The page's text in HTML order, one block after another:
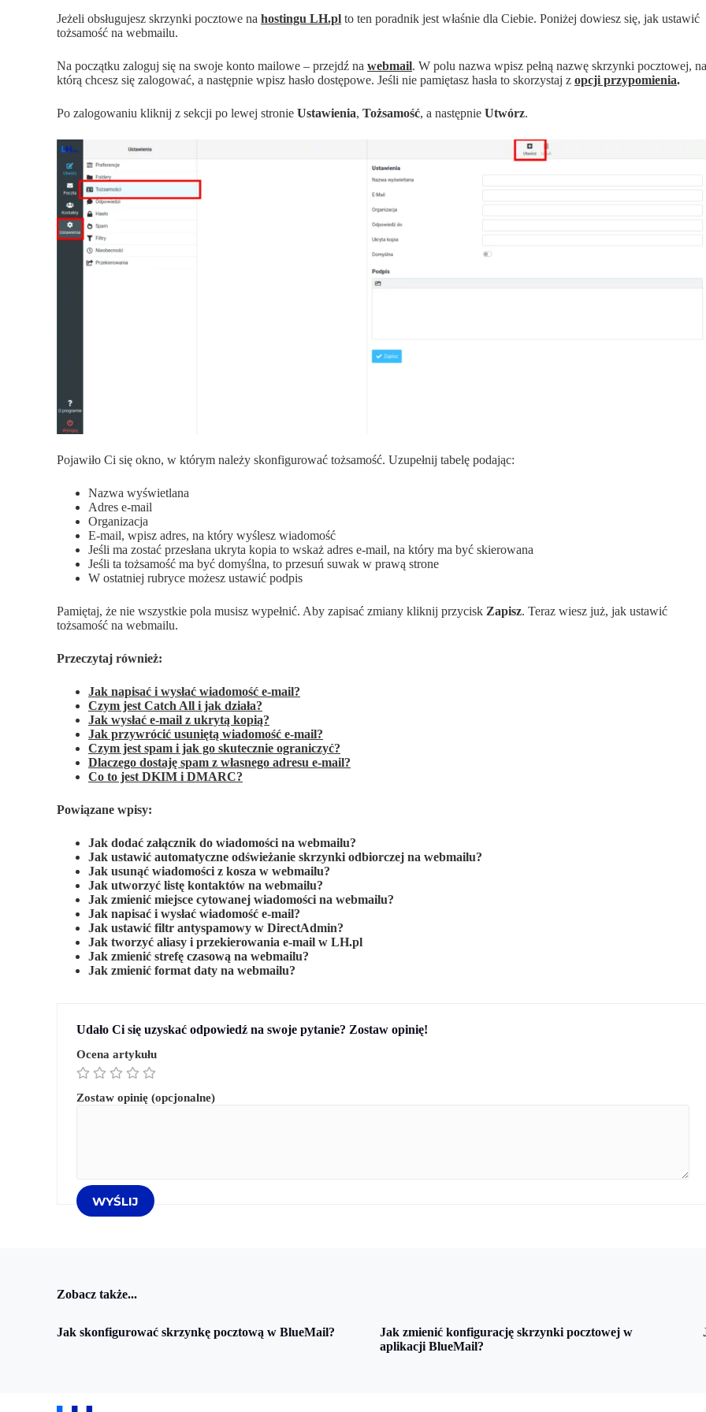
Jeżeli obsługujesz skrzynki pocztowe na hostingu LH.pl to ten poradnik jest właśnie dla Ciebie. Poniżej dowiesz się, jak ustawić
tożsamość na webmailu.
Na początku zaloguj się na swoje konto mailowe – przejdź na webmail. W polu nazwa wpisz pełną nazwę skrzynki pocztowej, na
którą chcesz się zalogować, a następnie wpisz hasło dostępowe. Jeśli nie pamiętasz hasła to skorzystaj z opcji przypomienia.
Po zalogowaniu kliknij z sekcji po lewej stronie Ustawienia, Tożsamość, a następnie Utwórz.
Pojawiło Ci się okno, w którym należy skonfigurować tożsamość. Uzupełnij tabelę podając:
Nazwa wyświetlana
Adres e-mail
Organizacja
E-mail, wpisz adres, na który wyślesz wiadomość
Jeśli ma zostać przesłana ukryta kopia to wskaż adres e-mail, na który ma być skierowana
Jeśli ta tożsamość ma być domyślna, to przesuń suwak w prawą strone
W ostatniej rubryce możesz ustawić podpis
Pamiętaj, że nie wszystkie pola musisz wypełnić. Aby zapisać zmiany kliknij przycisk Zapisz. Teraz wiesz już, jak ustawić
tożsamość na webmailu.
Przeczytaj również:
Jak napisać i wysłać wiadomość e-mail?
Czym jest Catch All i jak działa?
Jak wysłać e-mail z ukrytą kopią?
Jak przywrócić usuniętą wiadomość e-mail?
Czym jest spam i jak go skutecznie ograniczyć?
Dlaczego dostaję spam z własnego adresu e-mail?
Co to jest DKIM i DMARC?
Powiązane wpisy:
Jak dodać załącznik do wiadomości na webmailu?
Jak ustawić automatyczne odświeżanie skrzynki odbiorczej na webmailu?
Jak usunąć wiadomości z kosza w webmailu?
Jak utworzyć listę kontaktów na webmailu?
Jak zmienić miejsce cytowanej wiadomości na webmailu?
Jak napisać i wysłać wiadomość e-mail?
Jak ustawić filtr antyspamowy w DirectAdmin?
Jak tworzyć aliasy i przekierowania e-mail w LH.pl
Jak zmienić strefę czasową na webmailu?
Jak zmienić format daty na webmailu?
Udało Ci się uzyskać odpowiedź na swoje pytanie? Zostaw opinię!
Ocena artykułu
Zostaw opinię (opcjonalne)
Zobacz także...
Jak skonfigurować skrzynkę pocztową w BlueMail?
Jak zmienić konfigurację skrzynki pocztowej w
aplikacji BlueMail?